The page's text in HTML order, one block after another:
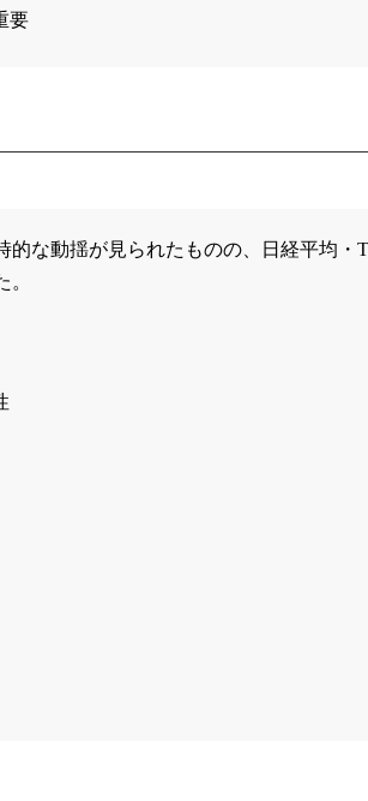
要
な動揺が見られたものの、日経平均